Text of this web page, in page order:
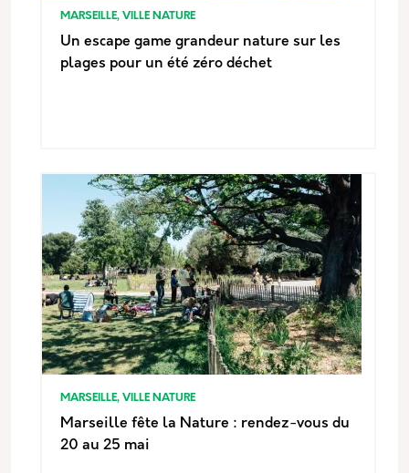
MARSEILLE, VILLE NATURE
Un escape game grandeur nature sur les
plages pour un été zéro déchet
MARSEILLE, VILLE NATURE
Marseille fête la Nature : rendez-vous du
20 au 25 mai